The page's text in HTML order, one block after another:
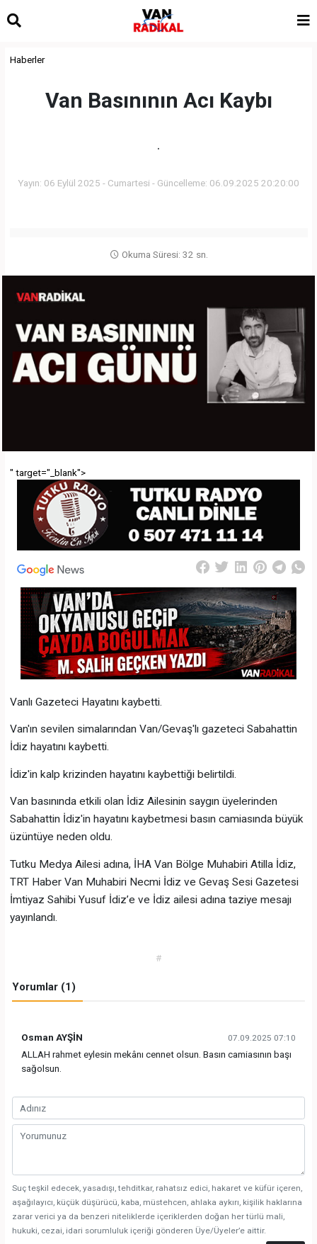
Haberler
Van Basınının Acı Kaybı
.
Yayın: 06 Eylül 2025 - Cumartesi - Güncelleme: 06.09.2025 20:20:00
Okuma Süresi: 32 sn.
" target="_blank">
Vanlı Gazeteci Hayatını kaybetti.
Van'ın sevilen simalarından Van/Gevaş'lı gazeteci Sabahattin
İdiz hayatını kaybetti.
İdiz'in kalp krizinden hayatını kaybettiği belirtildi.
Van basınında etkili olan İdiz Ailesinin saygın üyelerinden
Sabahattin İdiz'in hayatını kaybetmesi basın camiasında büyük
üzüntüye neden oldu.
Tutku Medya Ailesi adına, İHA Van Bölge Muhabiri Atilla İdiz,
TRT Haber Van Muhabiri Necmi İdiz ve Gevaş Sesi Gazetesi
İmtiyaz Sahibi Yusuf İdiz’e ve İdiz ailesi adına taziye mesajı
yayınlandı.
#
Yorumlar (1)
Osman AYŞİN 07.09.2025 07:10
ALLAH rahmet eylesin mekânı cennet olsun. Basın camiasının başı
sağolsun.
Suç teşkil edecek, yasadışı, tehditkar, rahatsız edici, hakaret ve küfür içeren,
aşağılayıcı, küçük düşürücü, kaba, müstehcen, ahlaka aykırı, kişilik haklarına
zarar verici ya da benzeri niteliklerde içeriklerden doğan her türlü mali,
hukuki, cezai, idari sorumluluk içeriği gönderen Üye/Üyeler’e aittir.